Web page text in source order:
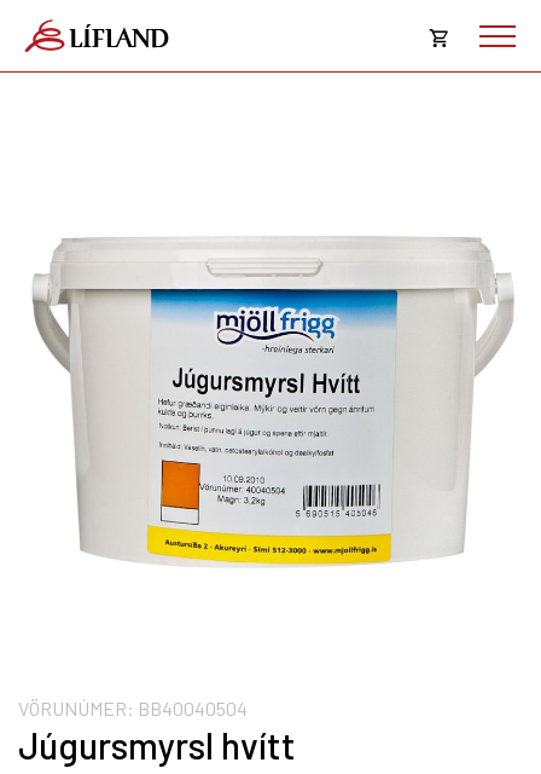
Opna
Karfan er tóm.
VÖRUNÚMER: BB40040504
Júgursmyrsl hvítt